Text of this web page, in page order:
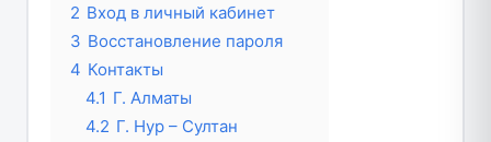
2 Вход в личный кабинет
3 Восстановление пароля
4 Контакты
4.1 Г. Алматы
4.2 Г. Нур – Султан